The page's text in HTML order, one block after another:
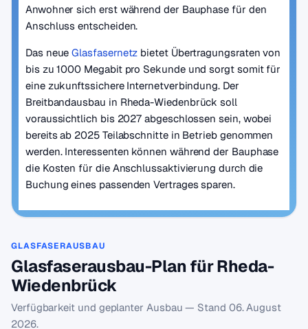
Anwohner sich erst während der Bauphase für den
Anschluss entscheiden.
Das neueGlasfasernetz bietet Übertragungsraten von
bis zu 1000 Megabit pro Sekunde und sorgt somit für
eine zukunftssichere Internetverbindung. Der
Breitbandausbau in Rheda-Wiedenbrück soll
voraussichtlich bis 2027 abgeschlossen sein, wobei
bereits ab 2025 Teilabschnitte in Betrieb genommen
werden. Interessenten können während der Bauphase
die Kosten für die Anschlussaktivierung durch die
Buchung eines passenden Vertrages sparen.
GLASFASERAUSBAU
Glasfaserausbau-Plan für Rheda-
Wiedenbrück
Verfügbarkeit und geplanter Ausbau — Stand 06. August
2026.